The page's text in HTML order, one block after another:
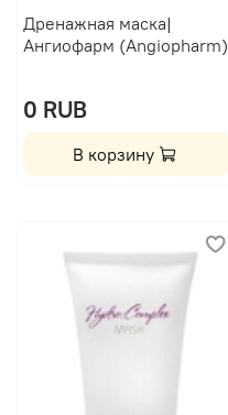
Дренажная маска|
Ангиофарм (Angiopharm)
0 RUB
В корзину